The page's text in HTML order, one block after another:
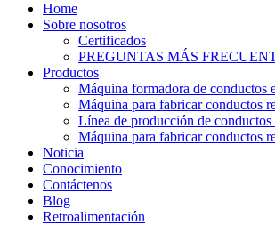
Home
Sobre nosotros
Certificados
PREGUNTAS MÁS
Productos
Máquina formadora de conductos
Máquina para fabricar conductos
Línea de producción de conductos
Máquina para fabricar conductos
Noticia
Conocimiento
Contáctenos
Blog
Retroalimentación